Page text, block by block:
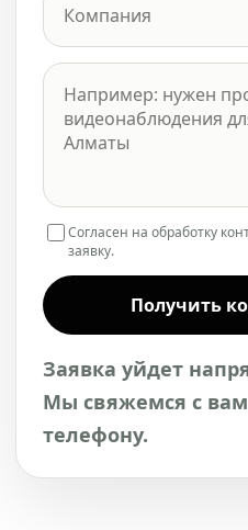
Согласен на обработку
заявку.
Получить
Заявка уйдет
Мы свяжемся с
телефону.